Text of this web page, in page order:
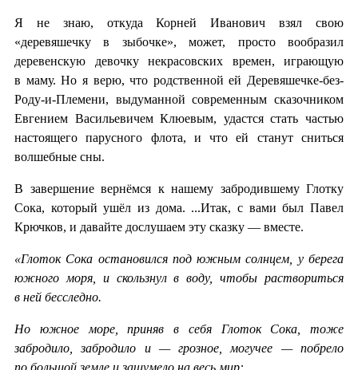
Я не знаю, откуда Корней Иванович взял свою
«деревяшечку в зыбочке», может, просто вообразил
деревенскую девочку некрасовских времен, играющую
в маму. Но я верю, что родственной ей Деревяшечке-без-
Роду-и-Племени, выдуманной современным сказочником
Евгением Васильевичем Клюевым, удастся стать частью
настоящего парусного флота, и что ей станут сниться
волшебные сны.
В завершение вернёмся к нашему забродившему Глотку
Сока, который ушёл из дома. ...Итак, с вами был Павел
Крючков, и давайте дослушаем эту сказку — вместе.
«Глоток Сока остановился под южным солнцем, у берега
южного моря, и скользнул в воду, чтобы раствориться
в ней бесследно.
Но южное море, приняв в себя Глоток Сока, тоже
забродило, забродило и — грозное, могучее — побрело
по большой земле и зашумело на весь мир: